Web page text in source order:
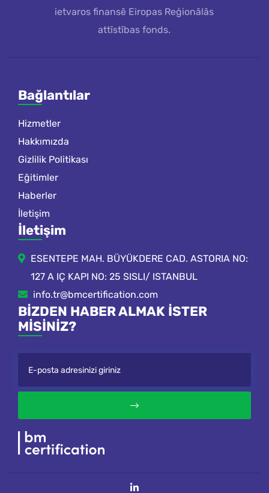
ietvaros finansē Eiropas Reģionālās
attīstības fonds.
Bağlantılar
Hizmetler
Hakkımızda
Gizlilik Politikası
Eğitimler
Haberler
İletişim
İletişim
ESENTEPE MAH. BÜYÜKDERE CAD. ASTORIA NO:
127 A IÇ KAPI NO: 25 SISLI/ ISTANBUL
info.tr@bmcertification.com
BIZDEN HABER ALMAK ISTER
MISINIZ?